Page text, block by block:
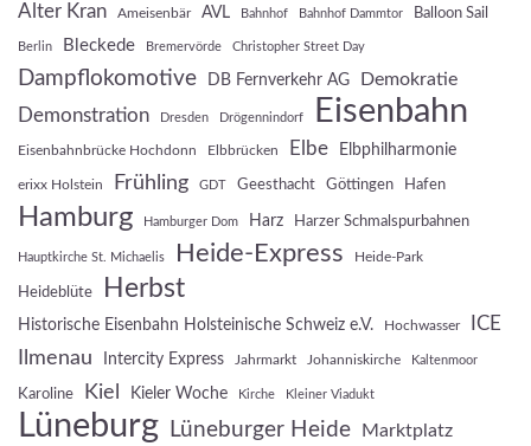
Alter Kran Ameisenbär AVL Bahnhof Bahnhof Dammtor Balloon Sail
Berlin Bleckede Bremervörde Christopher Street Day
Dampflokomotive DB Fernverkehr AG Demokratie
Demonstration Dresden Drögennindorf Eisenbahn
Eisenbahnbrücke Hochdonn Elbbrücken Elbe Elbphilharmonie
erixx Holstein Frühling GDT Geesthacht Göttingen Hafen
Hamburg Hamburger Dom Harz Harzer Schmalspurbahnen
Hauptkirche St. Michaelis Heide-Express Heide-Park
Heideblüte Herbst
Historische Eisenbahn Holsteinische Schweiz e.V. Hochwasser ICE
Ilmenau Intercity Express Jahrmarkt Johanniskirche Kaltenmoor
Karoline Kiel Kieler Woche Kirche Kleiner Viadukt
Lüneburg Lüneburger Heide Marktplatz